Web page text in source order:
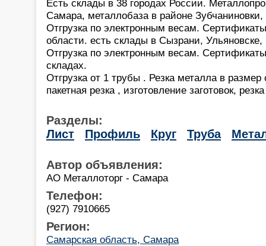
Есть склады в 38 городах России.
Самара, металлобаза в районе
Отгрузка по электронным весам.
области. есть склады в Сызрани,
Отгрузка по электронным весам.
складах.
Отгрузка от 1 трубы . Резка металла в
пакетная резка , изготовление заготовок,
Разделы:
Лист
Профиль Круг Труба
Автор объявления:
АО Металлоторг - Самара
Телефон:
(927) 7910665
Регион:
Самарская область, Самара